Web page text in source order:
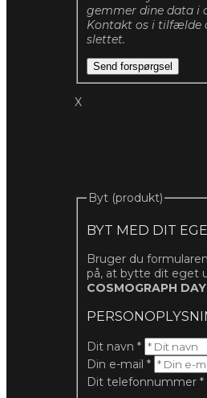
gemmer dine data i
Kontakt os i tilfælde
slettet.
Send forspørgsel
X
Byt (produkt)
BYT MED DIT
Bruger du
på, at bytte dit eget
COSMOGRAPH
Dit navn *
Din e-mail *
Dit telefonnummer *